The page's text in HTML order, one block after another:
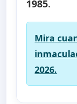
1985.
Mira
2026.